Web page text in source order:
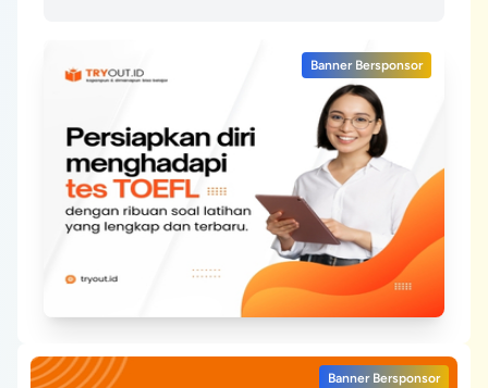
Banner Bersponsor
Banner Bersponsor